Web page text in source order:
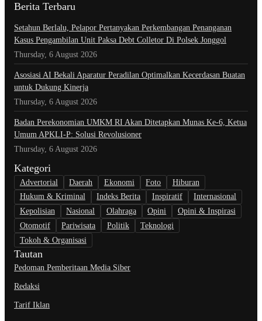
Berita Terbaru
Setahun Berlalu, Pelapor Pertanyakan Perkembangan Penanganan
Kasus Pengambilan Unit Paksa Debt Colletor Di Polsek Jonggol
Thursday, 6 August 2026
Asosiasi AI Bekali Aparatur Peradilan Optimalkan Kecerdasan Buatan
untuk Dukung Kinerja
Thursday, 6 August 2026
Badan Perekonomian UMKM RI Akan Ditetapkan Munas Ke-6, Ketua
Umum APKLI-P: Solusi Revolusioner
Thursday, 6 August 2026
Kategori
Advertorial Daerah Ekonomi Foto
Hiburan
Hukum & Kriminal
Indeks Berita Inspiratif
Internasional
Kepolisian
Nasional Olahraga Opini
Opini & Inspirasi
Otomotif
Pariwisata Politik
Teknologi
Tokoh & Organisasi
Tautan
Pedoman Pemberitaan Media Siber
Redaksi
Tarif Iklan